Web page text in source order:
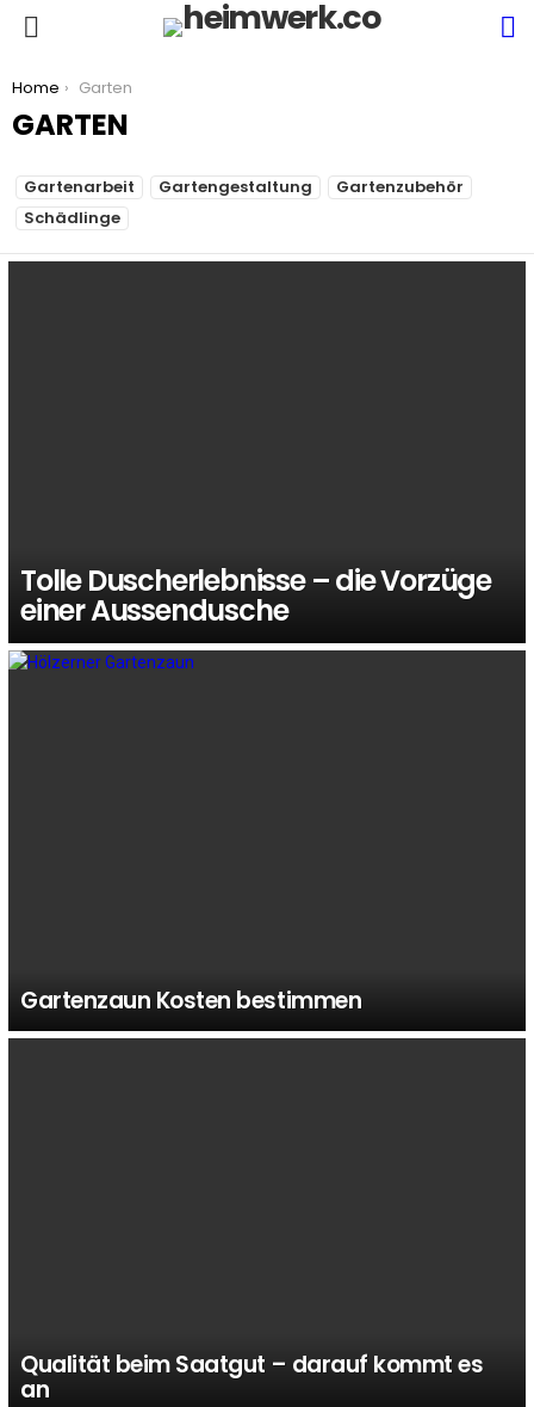
You are here:
Home Garten
GARTEN
SUBTERMS
Gartenarbeit Gartengestaltung
Gartenzubehör
Schädlinge
Tolle Duscherlebnisse – die Vorzüge
einer Aussendusche
Gartenzaun Kosten bestimmen
Qualität beim Saatgut – darauf kommt es
an